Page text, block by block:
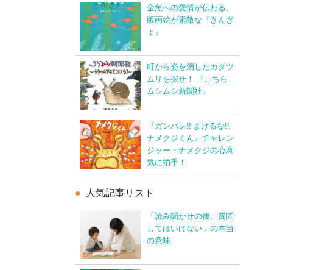
金魚への愛情が伝わる、
版画絵が素敵な『きんぎ
ょ』
町から姿を消したカタツ
ムリを探せ！ 『こちら
ムシムシ新聞社』
『ガンバレ!! まけるな!!
ナメクジくん』チャレン
ジャー・ナメクジの心意
気に拍手！
人気記事リスト
「読み聞かせの後、質問
してはいけない」の本当
の意味